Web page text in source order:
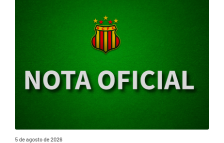
5 de agosto de 2026